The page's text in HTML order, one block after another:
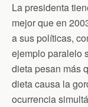
e
b
o
o
k
t
t
e
r
n
t
F
r
i
e
n
l
y
i t
s
A
p
p
La presidenta
mejor que en
a sus políticas,
ejemplo paralelo
dieta pesan más
dieta causa la
ocurrencia